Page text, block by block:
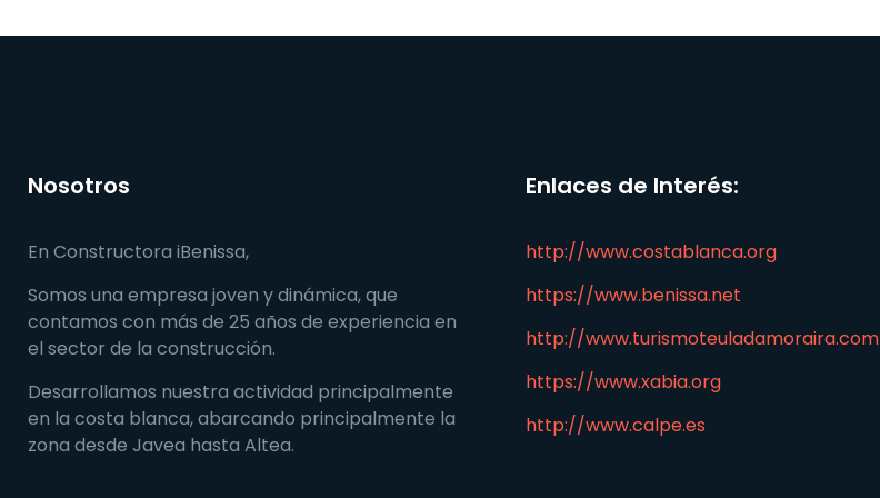
Nosotros
En Constructora iBenissa,
Somos una empresa joven y dinámica, que
contamos con más de 25 años de experiencia en
el sector de la construcción.
Desarrollamos nuestra actividad principalmente
en la costa blanca, abarcando principalmente la
zona desde Javea hasta Altea.
Enlaces de Interés:
http://www.costablanca.org
https://www.benissa.net
http://www.turismoteuladamoraira.com
https://www.xabia.org
http://www.calpe.es